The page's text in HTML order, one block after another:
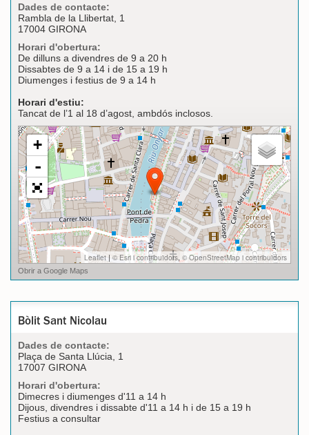
Dades de contacte:
Rambla de la Llibertat, 1
17004 GIRONA
Horari d'obertura:
De dilluns a divendres de 9 a 20 h
Dissabtes de 9 a 14 i de 15 a 19 h
Diumenges i festius de 9 a 14 h
Horari d'estiu:
Tancat de l’1 al 18 d’agost, ambdós inclosos.
Bòlit Sant Nicolau
Dades de contacte:
Plaça de Santa Llúcia, 1
17007 GIRONA
Horari d'obertura:
Dimecres i diumenges d'11 a 14 h
Dijous, divendres i dissabte d'11 a 14 h i de 15 a 19 h
Festius a consultar